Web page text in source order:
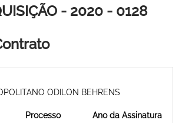
- 2020 - 0128
ODILON BEHRENS
Processo
Ano da Assinatura